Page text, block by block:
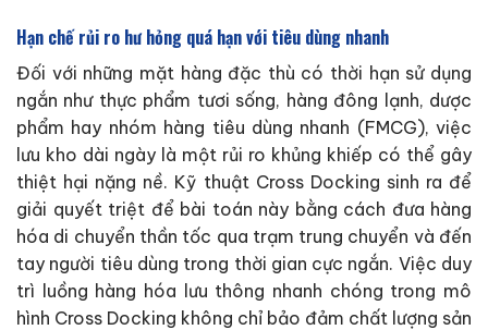
Hạn chế rủi ro hư hỏng quá hạn với tiêu dùng nhanh
Đối với những mặt hàng đặc thù có thời hạn sử dụng
ngắn như thực phẩm tươi sống, hàng đông lạnh, dược
phẩm hay nhóm hàng tiêu dùng nhanh (FMCG), việc
lưu kho dài ngày là một rủi ro khủng khiếp có thể gây
thiệt hại nặng nề. Kỹ thuật Cross Docking sinh ra để
giải quyết triệt để bài toán này bằng cách đưa hàng
hóa di chuyển thần tốc qua trạm trung chuyển và đến
tay người tiêu dùng trong thời gian cực ngắn. Việc duy
trì luồng hàng hóa lưu thông nhanh chóng trong mô
hình Cross Docking không chỉ bảo đảm chất lượng sản